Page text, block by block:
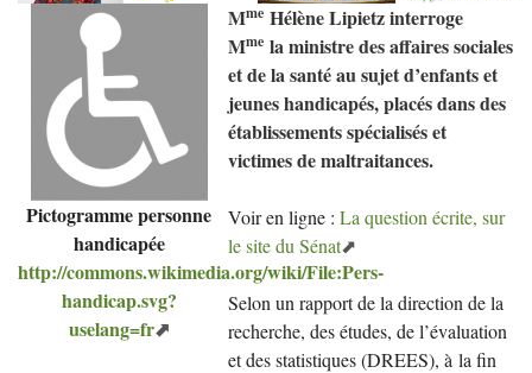
Pictogramme personne
handicapée
http://commons.wikimedia.org/wiki/File:Pers-
handicap.svg?
uselang=fr
Mme Hélène Lipietz interroge
Mme la ministre des affaires sociales
et de la santé au sujet d’enfants et
jeunes handicapés, placés dans des
établissements spécialisés et
victimes de maltraitances.
Voir en ligne :La question écrite, sur
le site du Sénat
Selon un rapport de la direction de la
recherche, des études, de l’évaluation
et des statistiques (DREES), à la fin